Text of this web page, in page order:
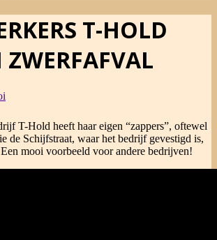
T-HOLD
T-Hold heeft haar eigen “zappers”, oftewel
de Schijfstraat, waar het bedrijf gevestigd is,
mooi voorbeeld voor andere bedrijven!